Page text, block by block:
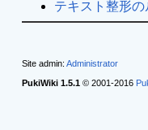
テキスト整形
Site admin: Administrator
PukiWiki 1.5.1© 2001-2016